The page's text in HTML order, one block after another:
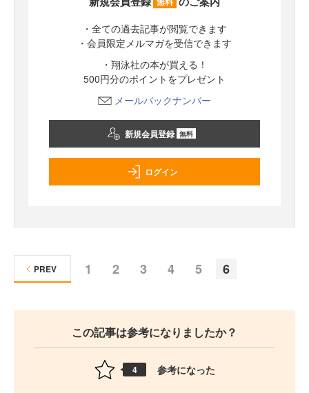
・全ての過去記事が閲覧できます
・会員限定メルマガを受信できます
・翔泳社の本が買える！
500円分のポイントをプレゼント
メールバックナンバー
新規会員登録 無料
ログイン
1 2 3 4 5 6
PREV
この記事は参考になりましたか？
4 参考になった